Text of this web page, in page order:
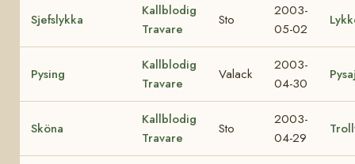
Sjefslykka
Kallblodig
Travare
Sto
2003-
05-02
Pysing
Kallblodig
Travare
Valack
2003-
04-30
Sköna
Kallblodig
Travare
Sto
2003-
04-29